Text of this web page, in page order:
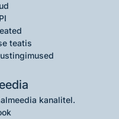
teatis
kanalitel.